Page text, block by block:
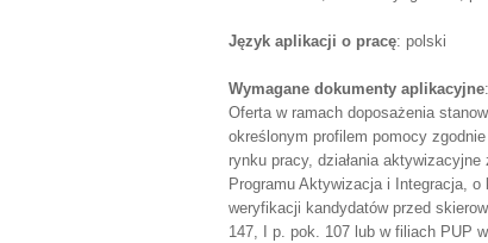
Język aplikacji o pracę: polski
Wymagane dokumenty aplikacyjne:
Oferta w ramach doposażenia
określonym profilem pomocy
rynku pracy, działania
Programu Aktywizacja i Integracja,
weryfikacji kandydatów przed
147, I p. pok. 107 lub w filiach PUP